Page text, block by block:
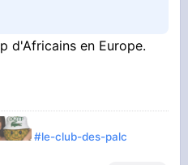
d'Africains en Europe.
#le-club-des-palc